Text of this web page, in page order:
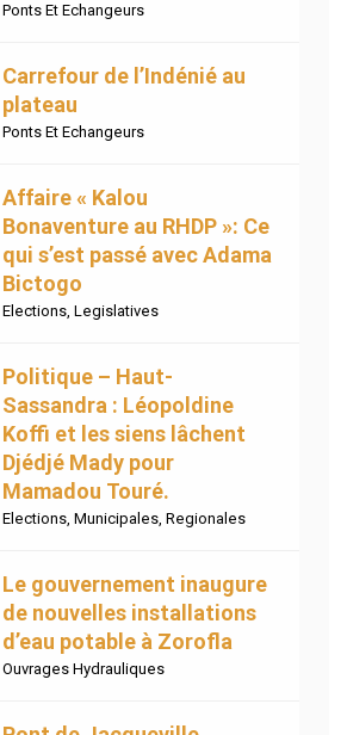
Ponts Et Echangeurs
Carrefour de l’Indénié au
plateau
Ponts Et Echangeurs
Affaire « Kalou
Bonaventure au RHDP »: Ce
qui s’est passé avec Adama
Bictogo
Elections, Legislatives
Politique – Haut-
Sassandra : Léopoldine
Koffi et les siens lâchent
Djédjé Mady pour
Mamadou Touré.
Elections, Municipales, Regionales
Le gouvernement inaugure
de nouvelles installations
d’eau potable à Zorofla
Ouvrages Hydrauliques